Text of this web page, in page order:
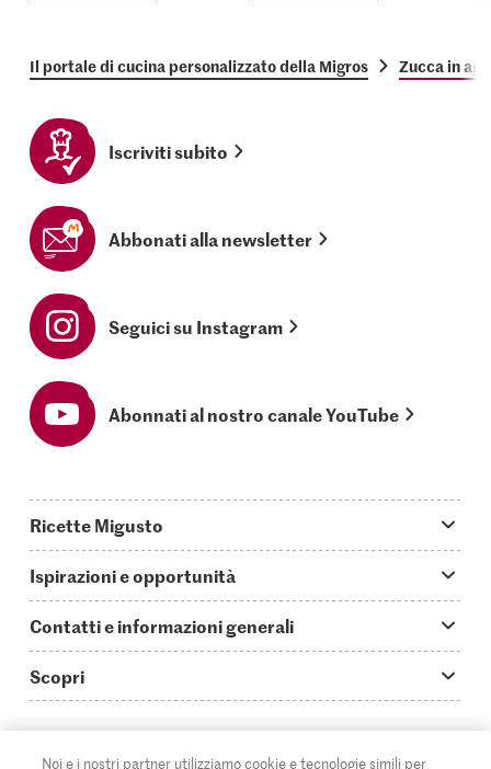
Il portale di cucina personalizzato della Migros Zucca in
Iscriviti subito
Abbonati alla newsletter
Seguici su Instagram
Abonnati al nostro canale YouTube
Ricette Migusto
Oggi cucino
Piatti principali
Ricette semplici & veloci
Ispirazioni e opportunità
Storie
Video How to
Contatti e informazioni generali
Guida alle abbreviazioni
Contatti
Scopri
Migros Online
Noi e i nostri partner utilizziamo cookie e tecnologie simili per